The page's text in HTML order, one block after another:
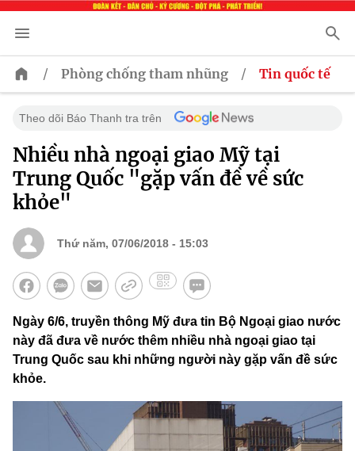
/ Phòng chống tham nhũng / Tin quốc tế
Theo dõi Báo Thanh tra trên
Nhiều nhà ngoại giao Mỹ tại
Trung Quốc "gặp vấn đề về sức
khỏe"
Thứ năm, 07/06/2018 - 15:03
Ngày 6/6, truyền thông Mỹ đưa tin Bộ Ngoại giao nước
này đã đưa về nước thêm nhiều nhà ngoại giao tại
Trung Quốc sau khi những người này gặp vấn đề sức
khỏe.